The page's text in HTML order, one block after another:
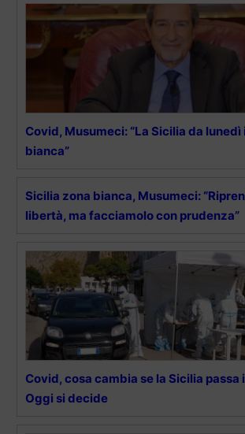
Covid, Musumeci: “La Sicilia da lunedì
bianca”
Sicilia zona bianca, Musumeci:
libertà, ma facciamolo con prudenza”
Covid, cosa cambia se la Sicilia passa
Oggi si decide